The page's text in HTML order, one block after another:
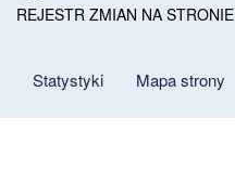
REJESTR ZMIAN NA STRONIE
Statystyki Mapa strony